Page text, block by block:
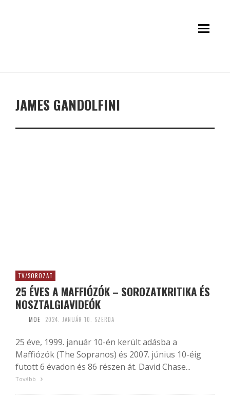
JAMES GANDOLFINI
TV/SOROZAT
25 ÉVES A MAFFIÓZÓK – SOROZATKRITIKA ÉS
NOSZTALGIAVIDEÓK
MOE 2024. JANUÁR 10. SZERDA
25 éve, 1999. január 10-én került adásba a
Maffiózók (The Sopranos) és 2007. június 10-éig
futott 6 évadon és 86 részen át. David Chase...
Tovább